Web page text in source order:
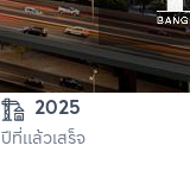
2025
ปีที่แล้วเสร็จ